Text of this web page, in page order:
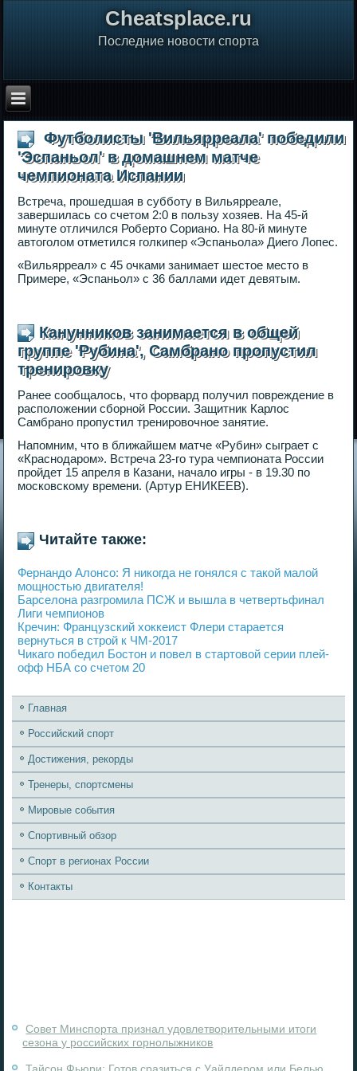
Сheatsplace.ru
Последние новости спорта
Футболисты 'Вильярреала' победили
'Эспаньол' в домашнем матче
чемпионата Испании
Встреча, прошедшая в субботу в Вильярреале,
завершилась со счетом 2:0 в пользу хозяев. На 45-й
минуте отличился Роберто Сориано. На 80-й минуте
автоголом отметился голкипер «Эспаньола» Диего Лопес.
«Вильярреал» с 45 очками занимает шестое место в
Примере, «Эспаньол» с 36 баллами идет девятым.
Канунников занимается в общей
группе 'Рубина', Самбрано пропустил
тренировку
Ранее сообщалось, что форвард получил повреждение в
расположении сборной России. Защитник Карлос
Самбрано пропустил тренировочное занятие.
Напомним, что в ближайшем матче «Рубин» сыграет с
«Краснодаром». Встреча 23-го тура чемпионата России
пройдет 15 апреля в Казани, начало игры - в 19.30 по
московскому времени. (Артур ЕНИКЕЕВ).
Читайте также:
Фернандо Алонсо: Я никогда не гонялся с такой малой
мощностью двигателя!
Барселона разгромила ПСЖ и вышла в четвертьфинал
Лиги чемпионов
Кречин: Французский хоккеист Флери старается
вернуться в строй к ЧМ-2017
Чикаго победил Бостон и повел в стартовой серии плей-
офф НБА со счетом 20
Главная
Российский спорт
Достижения, рекорды
Тренеры, спортсмены
Мировые события
Спортивный обзор
Спорт в регионах России
Контакты
Совет Минспорта признал удовлетворительными итоги
сезона у российских горнолыжников
Тайсон Фьюри: Готов сразиться с Уайлдером или Белью